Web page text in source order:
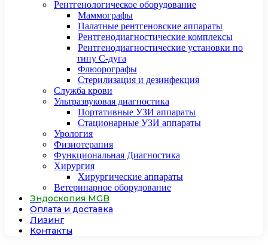
Рентгенологическое оборудование
Маммографы
Палатные рентгеновские аппараты
Рентгенодиагностические комплексы
Рентгенодиагностические установки по
типу С-дуга
Флюорографы
Стерилизация и дезинфекция
Служба крови
Ультразвуковая диагностика
Портативные УЗИ аппараты
Стационарные УЗИ аппараты
Урология
Физиотерапия
Функциональная Диагностика
Хирургия
Хирургические аппараты
Ветеринарное оборудование
Эндоскопия MGB
Оплата и доставка
Лизинг
Контакты